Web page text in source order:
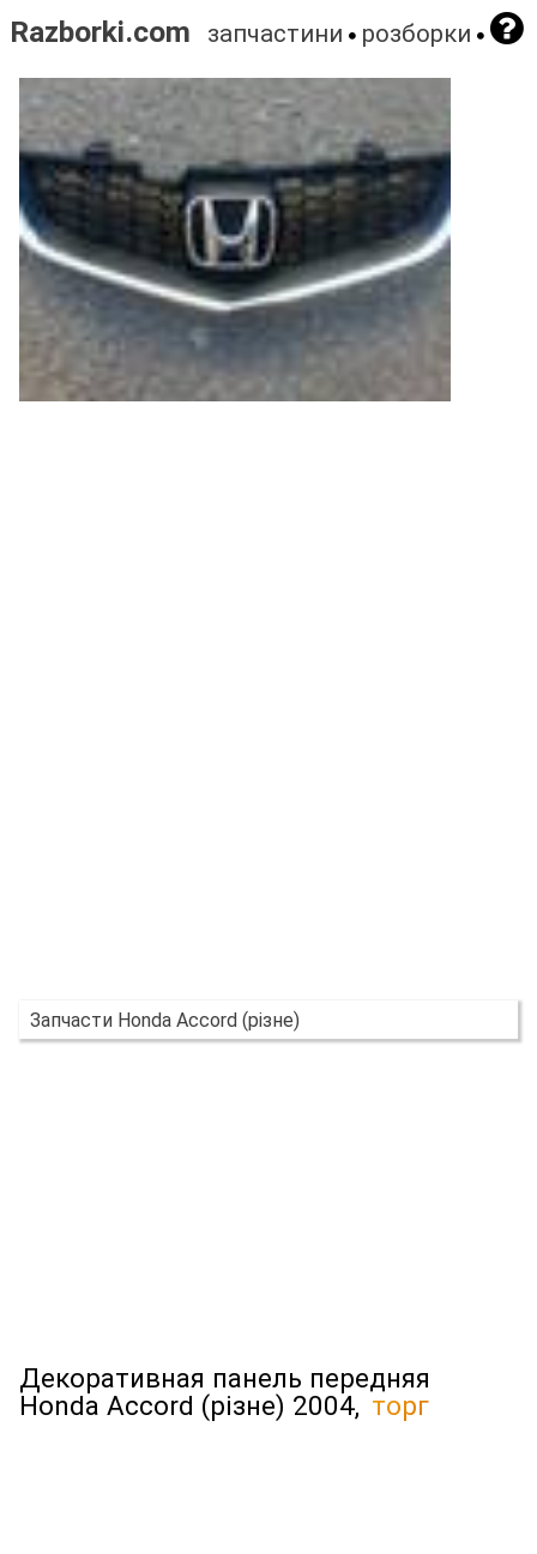
Razborki.com запчастини розборки
Запчасти Honda Accord (різне)
Декоративная панель передняя
Honda Accord (різне) 2004, торг